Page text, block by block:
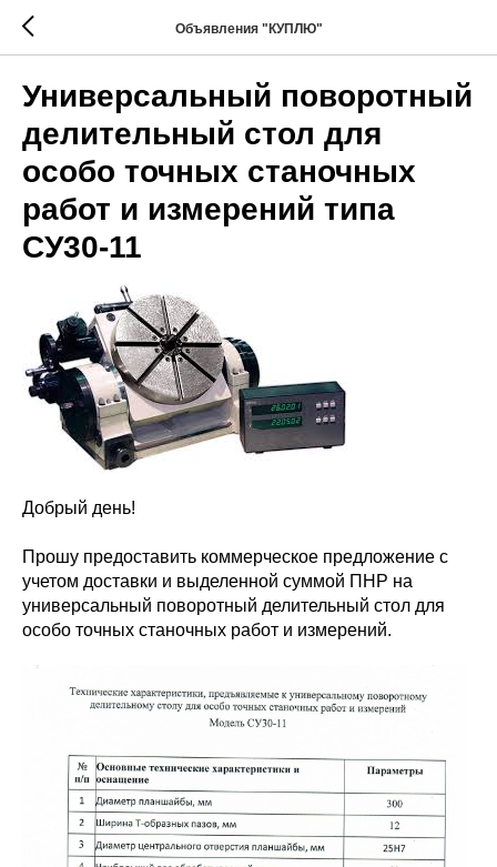
Объявления "КУПЛЮ"
Универсальный поворотный
делительный стол для
особо точных станочных
работ и измерений типа
СУ30-11
Добрый день!
Прошу предоставить коммерческое предложение с
учетом доставки и выделенной суммой ПНР на
универсальный поворотный делительный стол для
особо точных станочных работ и измерений.